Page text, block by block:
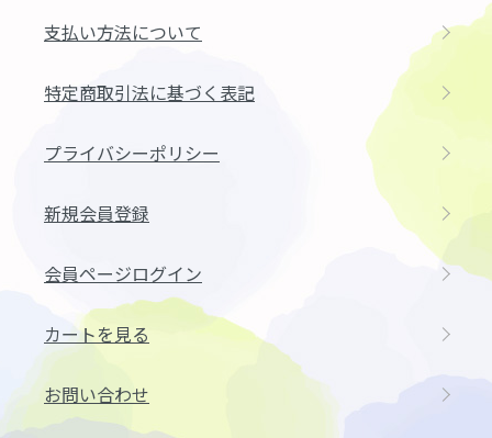
支払い方法について
特定商取引法に基づく表記
プライバシーポリシー
新規会員登録
会員ページログイン
カートを見る
お問い合わせ